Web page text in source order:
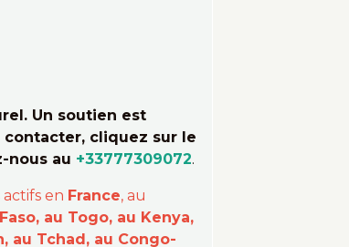
Un soutien est
cliquez sur le
nous au +33777309072.
en France, au
au Togo, au Kenya,
au Tchad, au Congo-